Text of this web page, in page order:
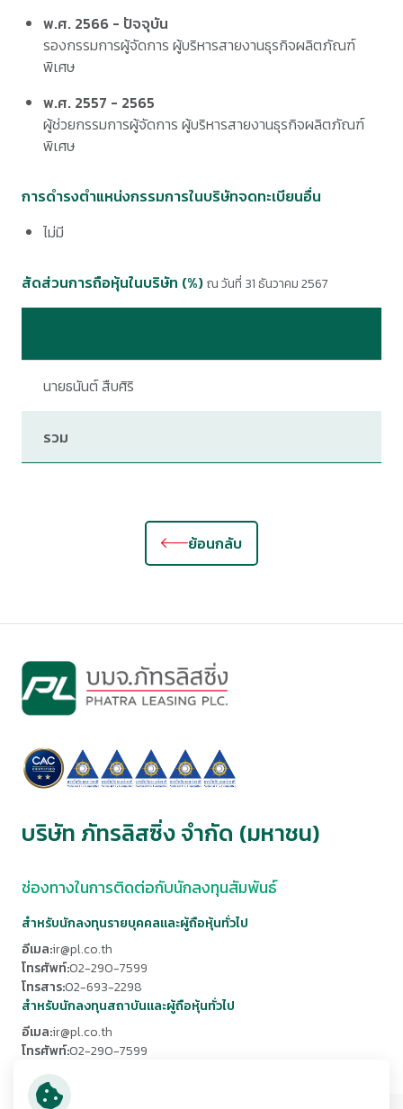
พ.ศ. 2566 - ปัจจุบัน
รองกรรมการผู้จัดการ ผู้บริหารสายงานธุรกิจผลิตภัณฑ์
พิเศษ
พ.ศ. 2557 - 2565
ผู้ช่วยกรรมการผู้จัดการ ผู้บริหารสายงานธุรกิจผลิตภัณฑ์
พิเศษ
การดำรงตำแหน่งกรรมการในบริษัทจดทะเบียนอื่น
ไม่มี
สัดส่วนการถือหุ้นในบริษัท (%)ณ วันที่ 31 ธันวาคม 2567
นายธนันต์ สืบศิริ
รวม
ย้อนกลับ
บริษัท ภัทรลิสซิ่ง จำกัด (มหาชน)
ช่องทางในการติดต่อกับนักลงทุนสัมพันธ์
สำหรับนักลงทุนรายบุคคลและผู้ถือหุ้นทั่วไป
อีเมล:ir@pl.co.th
โทรศัพท์:02-290-7599
โทรสาร:02-693-2298
สำหรับนักลงทุนสถาบันและผู้ถือหุ้นทั่วไป
อีเมล:ir@pl.co.th
โทรศัพท์:02-290-7599
โทรสาร: